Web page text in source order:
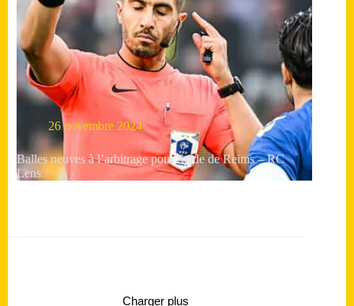
26 novembre 2024
Balles neuves à l’arbitrage pour Stade de Reims – RC
Lens
Charger plus